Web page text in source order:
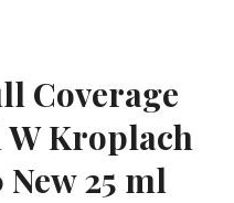
Coverage
W Kroplach
New 25 ml